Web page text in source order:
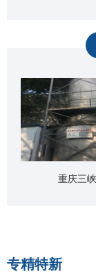
重庆三
专精特新